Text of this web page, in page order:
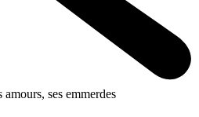
amours, ses emmerdes